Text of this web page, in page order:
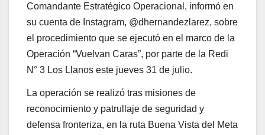
Comandante Estratégico Operacional, informó en
su cuenta de Instagram, @dhernandezlarez, sobre
el procedimiento que se ejecutó en el marco de la
Operación “Vuelvan Caras”, por parte de la Redi
N° 3 Los Llanos este jueves 31 de julio.
La operación se realizó tras misiones de
reconocimiento y patrullaje de seguridad y
defensa fronteriza, en la ruta Buena Vista del Meta